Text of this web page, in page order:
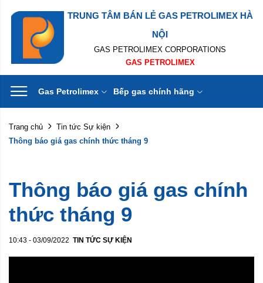
TRUNG TÂM BÁN LẺ GAS PETROLIMEX HÀ
NỘI
GAS PETROLIMEX CORPORATIONS
GAS PETROLIMEX
Gas Petrolimex Bếp gas chính hãng
Trang chủ
Tin tức Sự kiện
Thông báo giá gas chính thức tháng 9
Thông báo giá gas chính
thức tháng 9
10:43 - 03/09/2022 TIN TỨC SỰ KIỆN